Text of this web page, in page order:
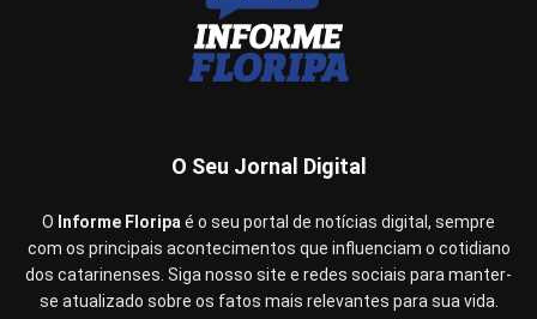
O Seu Jornal Digital
O Informe Floripaé o seu portal de notícias digital, sempre
com os principais acontecimentos que influenciam o cotidiano
dos catarinenses. Siga nosso site e redes sociais para manter-
se atualizado sobre os fatos mais relevantes para sua vida.